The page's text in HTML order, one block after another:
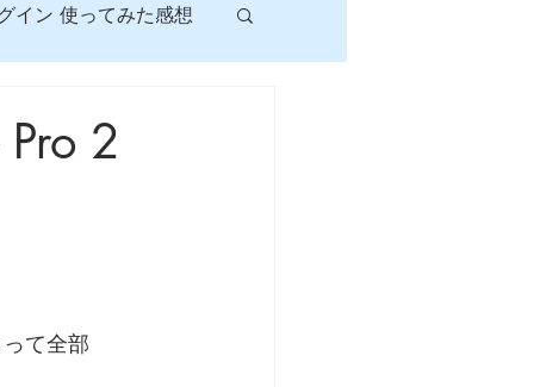
イン 使ってみた感想
2
て全部